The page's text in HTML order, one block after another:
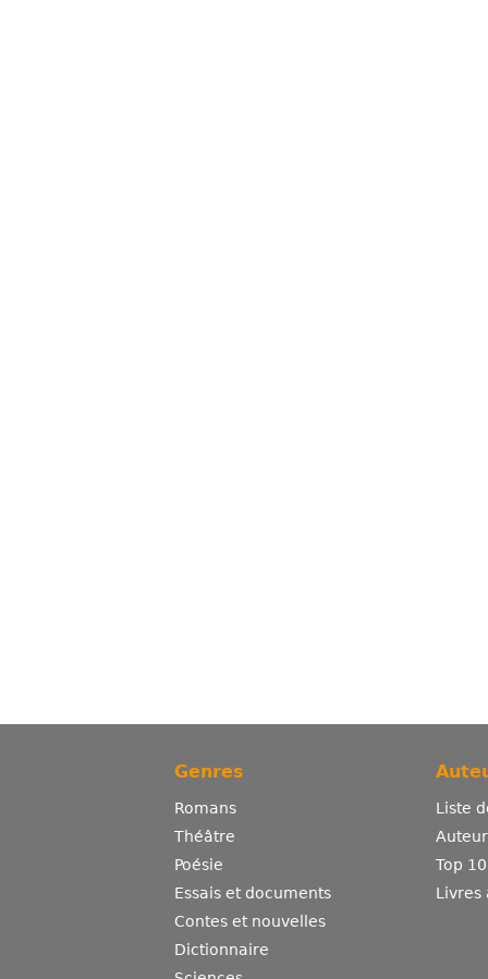
Genres
Romans
Théâtre
Poésie
Essais et documents
Contes et nouvelles
Dictionnaire
Liste
Top
Livres